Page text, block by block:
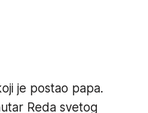
je postao papa.
Reda svetog